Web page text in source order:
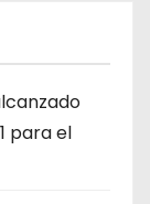
para el